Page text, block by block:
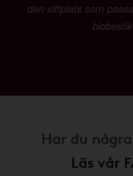
den sittplats som
Har du
Läs vår